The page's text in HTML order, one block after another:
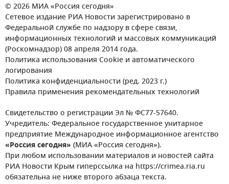
© 2026 МИА «Россия сегодня»
Сетевое издание РИА Новости зарегистрировано в
Федеральной службе по надзору в сфере связи,
информационных технологий и массовых коммуникаций
(Роскомнадзор) 08 апреля 2014 года.
Политика использования Cookie и автоматического
логирования
Политика конфиденциальности (ред. 2023 г.)
Правила применения рекомендательных технологий
Свидетельство о регистрации Эл № ФС77-57640.
Учредитель: Федеральное государственное унитарное
предприятие Международное информационное агентство
«Россия сегодня» (МИА «Россия сегодня»).
При любом использовании материалов и новостей сайта
РИА Новости Крым гиперссылка на https://crimea.ria.ru
обязательна не ниже второго абзаца текста.